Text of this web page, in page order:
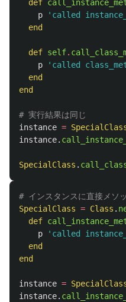
def
p
'called
end
def self.
p
'called
end
end
# 実行結果は同じ
instance =
instance.
SpecialClass .
# インスタンスに直接メソ
SpecialClass = Class .
def
p
'called
end
end
instance =
instance.